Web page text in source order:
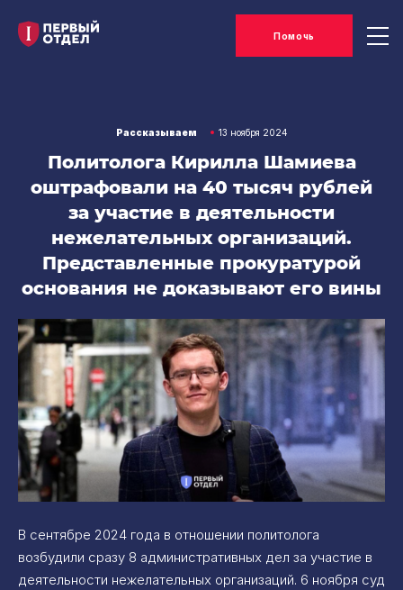
Помочь
Рассказываем 13 ноября 2024
Политолога Кирилла Шамиева
оштрафовали на 40 тысяч рублей
за участие в деятельности
нежелательных организаций.
Представленные прокуратурой
основания не доказывают его вины
В сентябре 2024 года в отношении политолога
возбудили сразу 8 административных дел за участие в
деятельности нежелательных организаций. 6 ноября суд